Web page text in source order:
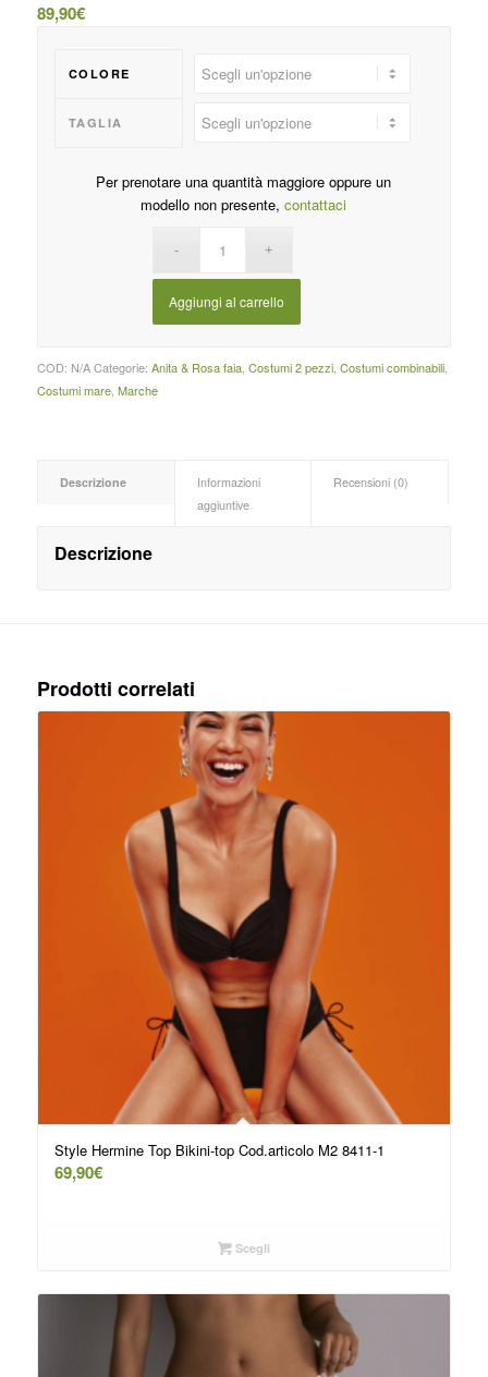
89,90€
COLORE
TAGLIA
Per prenotare una quantità maggiore oppure un
modello non presente,contattaci
Aggiungi al carrello
COD: N/A Categorie: Anita & Rosa faia, Costumi 2 pezzi, Costumi combinabili,
Costumi mare, Marche
Descrizione
Informazioni
aggiuntive
Recensioni (0)
Descrizione
Prodotti correlati
Style Hermine Top Bikini-top Cod.articolo M2 8411-1
69,90€
Scegli